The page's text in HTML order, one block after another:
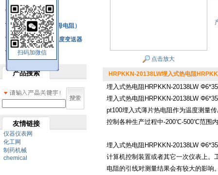
扫码加微信
热电阻
铂热电阻元件（云母电阻）
SBW系列一体化温度变送器
双金属温度计
产品搜索
友情链接
仪器仪表网
化工网
制药机械
chemical
点击放大
HRPKKN-20138LW埋入式热电阻
埋入式热电阻HRPKKN-20138LW
埋入式热电阻HRPKKN-20138LW
pt100埋入式薄片热电阻作为温度测量
控制各种生产过程中-200℃-500℃范围
埋入式热电阻HRPKKN-20138LW
计算机控制装置或者其它一次仪表上。
电阻的引线对测量结果会有较大的影响